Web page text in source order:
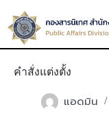
to
content
คำสั่งแต่งตั้ง
แอดมิน